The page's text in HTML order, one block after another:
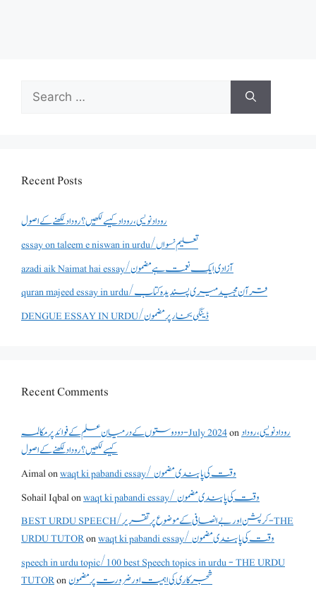
Search
for:
Recent Posts
روداد نویسی ،روداد کیسے لکھیں؟ روداد لکھنے کے اصول
essay on taleem e niswan in urdu/تعلیم نسواں
azadi aik Naimat hai essay/آزادی ایک نعمت ہے مضمون
quran majeed essay in urdu/قرآن مجید میری پسندیدہ کتاب
DENGUE ESSAY IN URDU/ڈینگی بخار پر مضمون
Recent Comments
دو دوستوں کے درمیان علم کے فوائد پر مکالمہ - July 2024onروداد نویسی ،روداد
کیسے لکھیں؟ روداد لکھنے کے اصول
Aimalon
waqt ki pabandi essay/ وقت کی پابندی مضمون
Sohail Iqbalon
waqt ki pabandi essay/ وقت کی پابندی مضمون
BEST URDU SPEECH/کرپشن اور بے انصافی کے موضوع پر تقریر - THE
URDU TUTORon
waqt ki pabandi essay/ وقت کی پابندی مضمون
speech in urdu topic/100 best Speech topics in urdu - THE URDU
TUTORonشجرکاری کی اہمیت اور ضرورت پر مضمون